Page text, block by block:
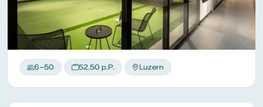
6–50 52.50 p.P. Luzern